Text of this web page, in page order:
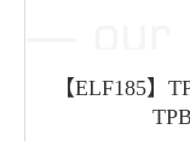
【ELF185】